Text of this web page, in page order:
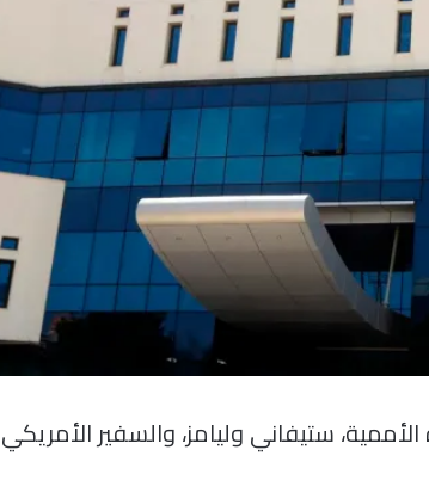
الأممية، ستيفاني وليامز، والسفير الأمريكي